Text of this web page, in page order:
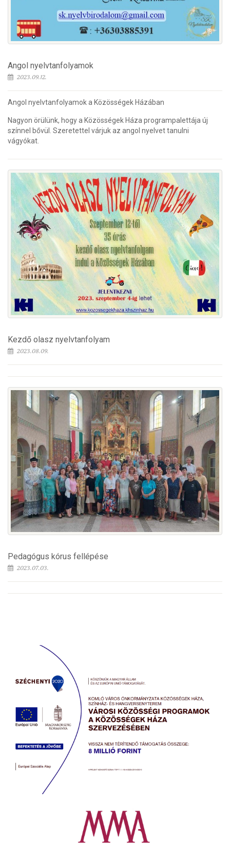
Angol nyelvtanfolyamok
2023.09.12.
Angol nyelvtanfolyamok a Közösségek Házában
Nagyon örülünk, hogy a Közösségek Háza programpalettája új
színnel bővül. Szeretettel várjuk az angol nyelvet tanulni
vágyókat.
Kezdő olasz nyelvtanfolyam
2023.08.09.
Pedagógus kórus fellépése
2023.07.03.